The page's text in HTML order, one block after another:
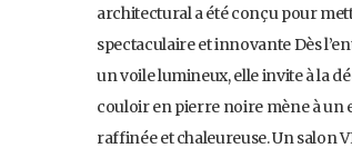
architectural a été conçu pour
spectaculaire et innovante Dès
un voile lumineux, elle invite à la
couloir en pierre noire mène à un
raffinée et chaleureuse. Un salon